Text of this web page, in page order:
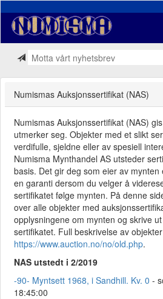
Numismas Auksjonssertifikat (NAS)
Numismas Auksjonssertifikat (NAS)
utmerker seg. Objekter med et slikt
verdifulle, sjeldne eller av spesiell
Numisma Mynthandel AS utsteder
basis. Det gir deg som eier av
en garanti dersom du velger å
sertifikatet følge mynten. På denne
over alle objekter med
opplysningene om mynten og skrive
sertifikatet. Full beskrivelse av
https://www.auction.no/no/old.php.
NAS utstedt i 2/2019
-90- Myntsett 1968, i Sandhill. Kv. 0 -
18:45:00